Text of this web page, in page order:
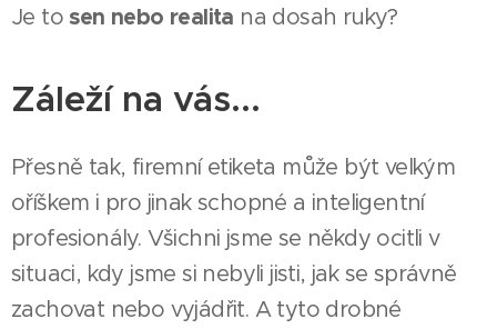
Je tosen nebo realita na dosah ruky?
Záleží na vás...
Přesně tak, firemní etiketa může být velkým
oříškem i pro jinak schopné a inteligentní
profesionály. Všichni jsme se někdy ocitli v
situaci, kdy jsme si nebyli jisti, jak se správně
zachovat nebo vyjádřit. A tyto drobné